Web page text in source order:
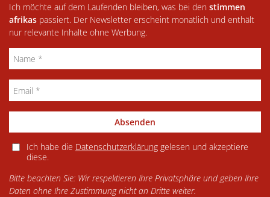
Ich möchte auf dem Laufenden bleiben, was bei den stimmen
afrikas passiert. Der Newsletter erscheint monatlich und enthält
nur relevante Inhalte ohne Werbung.
Absenden
Ich habe die Datenschutzerklärunggelesen und akzeptiere
diese.
Bitte beachten Sie: Wir respektieren Ihre Privatsphäre und geben Ihre
Daten ohne Ihre Zustimmung nicht an Dritte weiter.